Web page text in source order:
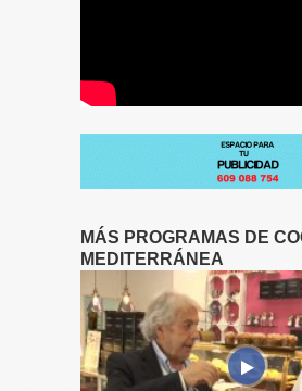
MÁS PROGRAMAS DE
MEDITERRÁNEA